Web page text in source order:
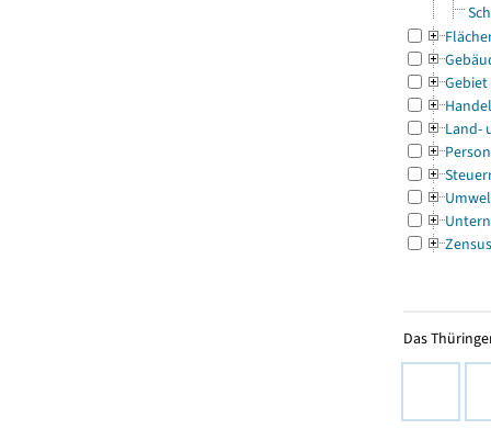
Gebiet
Land-
Zensus
Das